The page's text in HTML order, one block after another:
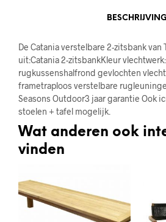
BESCHRIJVING
De Catania verstelbare 2-zitsbank van
uit:Catania 2-zitsbankKleur
rugkussenshalfrond gevlochten
frametraploos verstelbare
Seasons Outdoor3 jaar garantie Ook
stoelen + tafel mogelijk.
Wat anderen ook
vinden